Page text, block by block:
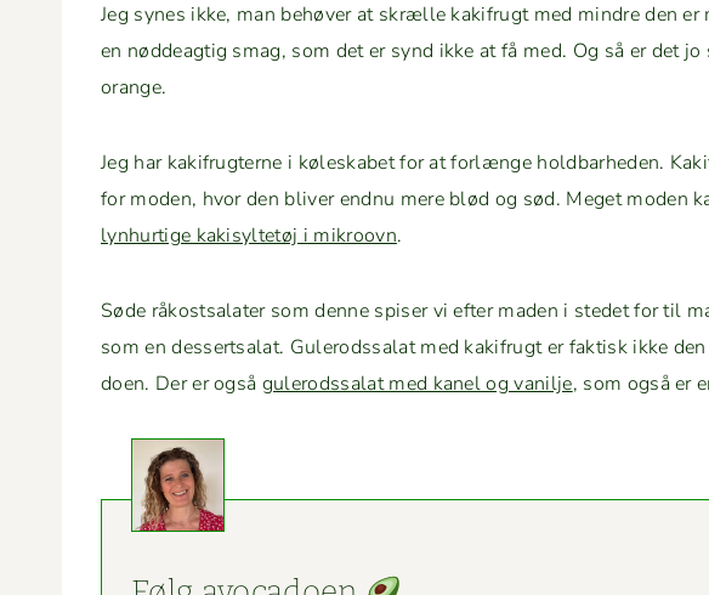
Jeg synes ikke, man behøver at skrælle kak­ifrugt med min­dre den
en nød­deagtig smag, som det er synd ikke at få med. Og så er det
orange.
Jeg har kak­ifrugterne i kølesk­a­bet for at for­længe hold­barhe­den.
for mod­en, hvor den bliv­er end­nu mere blød og sød. Meget mod­en
lyn­hur­tige kak­i­syl­tetøj i mikroovn.
Søde råkost­salater som denne spis­er vi efter maden i stedet for til
som en dessert­salat. Gulerodssalat med kak­ifrugt er fak­tisk ikke
doen. Der er også gulerodssalat med kanel og vanil­je, som også er